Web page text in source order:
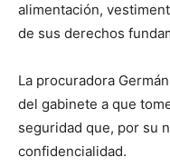
alimentación,
de sus derechos
La procuradora
del gabinete a que
seguridad que, por su
confidencialidad.